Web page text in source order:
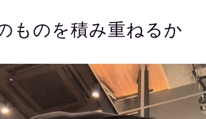
ものを積み重ねるか